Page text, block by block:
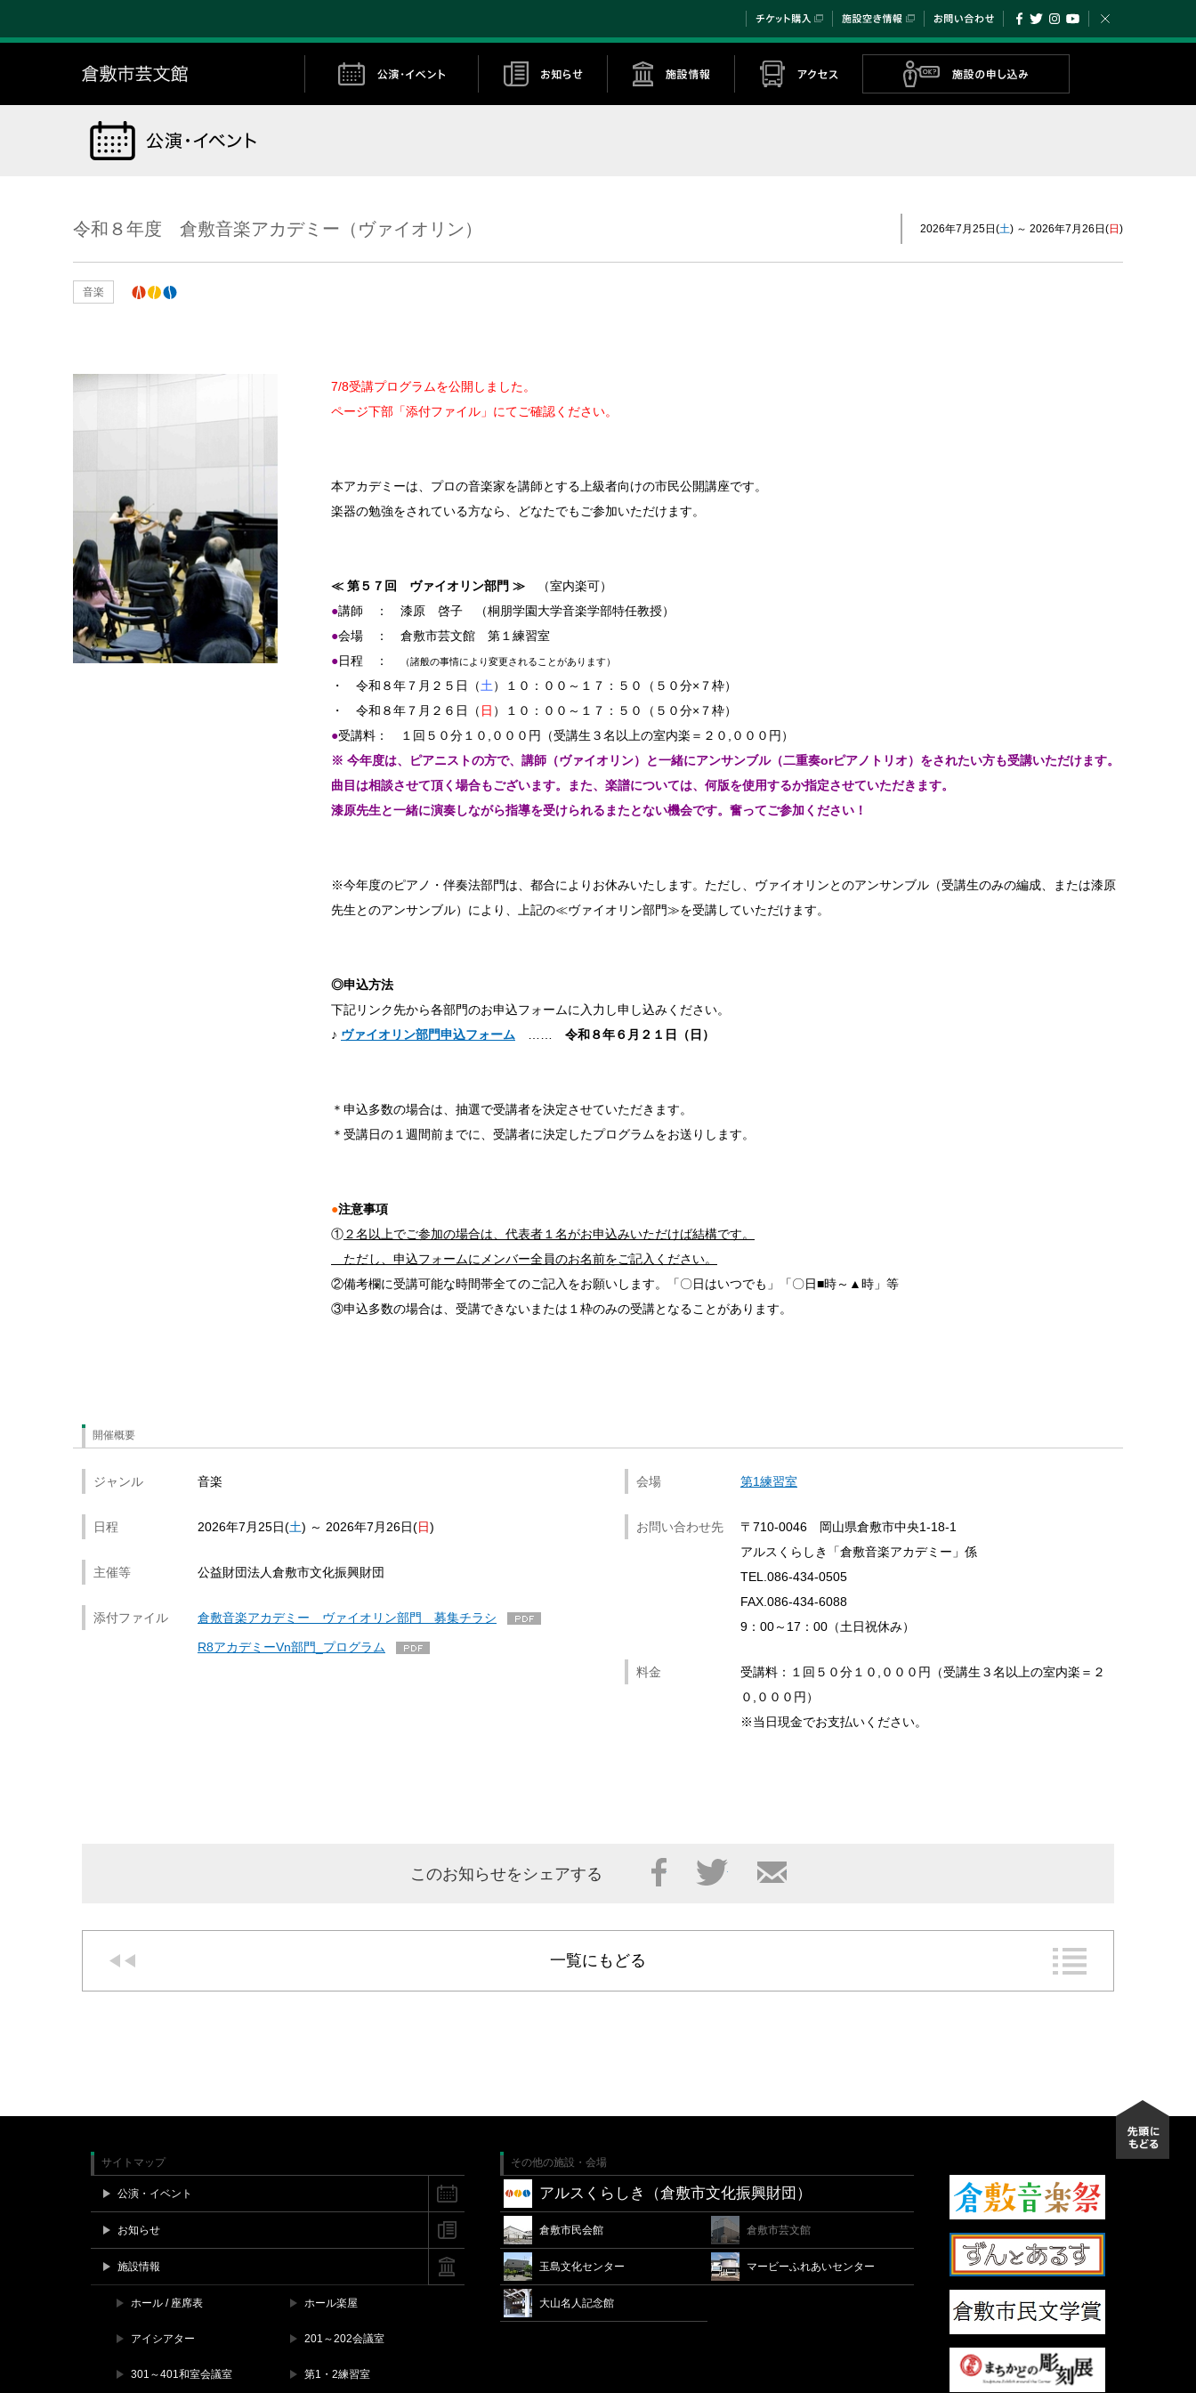
Facebook
TwitterInstagram
YouTube
お問い合わせ
施設空き情報
チケット購入
倉敷市芸文館
令和８年度 倉敷音楽アカデミー（ヴァイオリン） 2026年7月25日 土 ～ 2026年7月26日 日
音楽
7/8受講プログラムを公開しました。
ページ下部「添付ファイル」にてご確認ください。
本アカデミーは、プロの音楽家を講師とする上級者向けの市民公開講座です。
楽器の勉強をされている方なら、どなたでもご参加いただけます。
≪ 第５７回 ヴァイオリン部門 ≫
（室内楽可）
●講師 ： 漆原 啓子 （桐朋学園大学音楽学部特任教授）
●会場 ： 倉敷市芸文館 第１練習室
●日程 ： （諸般の事情により変更されることがあります）
・ 令和８年７月２５日（土）１０：００～１７：５０（５０分×７枠）
・ 令和８年７月２６日（ 日 ）１０：００～１７：５０（５０分×７枠）
●受講料： １回５０分１０,０００円（受講生３名以上の室内楽＝２０,０００円）
※ 今年度は、ピアニストの方で、講師（ヴァイオリン）と一緒にアンサンブル（二重奏orピアノトリオ）をされたい方も受講いただけます。
曲目は相談させて頂く場合もございます。また、楽譜については、何版を使用するか指定させていただきます。
漆原先生と一緒に演奏しながら指導を受けられるまたとない機会です。奮ってご参加ください！
※今年度のピアノ・伴奏法部門は、都合によりお休みいたします。ただし、ヴァイオリンとのアンサンブル（受講生のみの編成、または漆原
先生とのアンサンブル）により、上記の≪ヴァイオリン部門≫を受講していただけます。
◎申込方法
下記リンク先から各部門のお申込フォームに入力し申し込みください。
♪ ヴァイオリン部門申込フォーム 令和８年６ 月２１日（日）
＊申込多数の場合は、抽選で受講者を決定させていただきます。
＊受講日の１週間前までに、受講者に決定したプログラムをお送りします。
●注意事項
①２名以上でご参加の場合は、代表者１名がお申込みいただけば結構です。
ただし、申込フォームにメンバー全員のお名前をご記入ください。
②備考欄に受講可能な時間帯全てのご記入をお願いします。「〇日はいつでも」「〇日■時～▲時」等
③申込多数の場合は、受講できないまたは１枠のみの受講となることがあります。
開催概要
ジャンル 音楽
日程 2026年7月25日 土 ～ 2026年7月26日 日
主催等 公益財団法人倉敷市文化振興財団
添付ファイル 倉敷音楽アカデミー ヴァイオリン部門 募集チラシ
R8アカデミーVn部門_プログラム
会場 第1練習室
お問い合わせ先
〒710-0046 岡山県倉敷市中央1-18-1
アルスくらしき「倉敷音楽アカデミー」係
TEL.086-434-0505
FAX.086-434-6088
9：00～17：00（土日祝休み）
料金
受講料：１回５０分１０,０００円（受講生３名以上の室内楽＝２
０,０００円）
※当日現金でお支払いください。
このお知らせをシェアする Facebook Twitter メール
一覧にもどる
サイトマップ
公演・イベント
お知らせ
施設情報
ホール / 座席表 ホール楽屋
アイシアター 201～202会議室
301～401和室会議室 第1・2練習室
その他の施設・会場
アルスくらしき（倉敷市文化振興財団）
倉敷市民会館 倉敷市芸文館
玉島文化センター マービーふれあいセンター
大山名人記念館